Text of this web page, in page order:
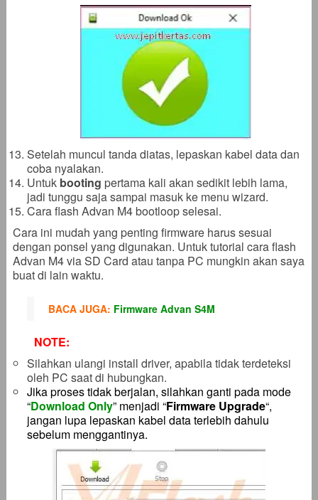
Setelah muncul tanda diatas, lepaskan kabel data dan
coba nyalakan.
Untuk booting pertama kali akan sedikit lebih lama,
jadi tunggu saja sampai masuk ke menu wizard.
Cara flash Advan M4 bootloop selesai.
Cara ini mudah yang penting firmware harus sesuai
dengan ponsel yang digunakan. Untuk tutorial cara flash
Advan M4 via SD Card atau tanpa PC mungkin akan saya
buat di lain waktu.
BACA JUGA: Firmware Advan S4M
NOTE:
Silahkan ulangi install driver, apabila tidak terdeteksi
oleh PC saat di hubungkan.
Jika proses tidak berjalan, silahkan ganti pada mode
“Download Only” menjadi “Firmware Upgrade“,
jangan lupa lepaskan kabel data terlebih dahulu
sebelum menggantinya.